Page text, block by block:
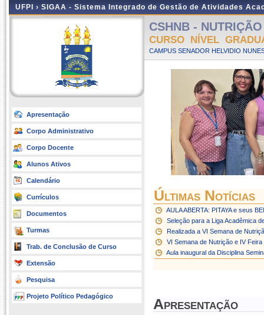
UFPI › SIGAA - Sistema Integrado de Gestão de Atividades
Apresentação
Corpo Administrativo
Corpo Docente
Alunos Ativos
Calendário
Currículos
Documentos
Turmas
Trab. de Conclusão de Curso
Extensão
Pesquisa
Projeto Político Pedagógico
CSHNB -
CURSO NÍVEL
CAMPUS SENADOR HELVIDIO
Últimas Notícias
AULA ABERTA: PITAYA e seus
Seleção para a Liga Acadêmica
Realizada a VI Semana de
VI Semana de Nutrição e IV
Aula inaugural da Disciplina
Apresentação